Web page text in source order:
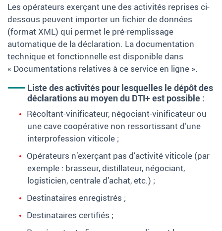
Les opérateurs exerçant une des activités reprises ci-
dessous peuvent importer un fichier de données
(format XML) qui permet le pré-remplissage
automatique de la déclaration. La documentation
technique et fonctionnelle est disponible dans
« Documentations relatives à ce service en ligne ».
Liste des activités pour lesquelles le dépôt des
déclarations au moyen du DTI+ est possible :
Récoltant-vinificateur, négociant-vinificateur ou
une cave coopérative non ressortissant d’une
interprofession viticole ;
Opérateurs n’exerçant pas d’activité viticole (par
exemple : brasseur, distillateur, négociant,
logisticien, centrale d’achat, etc.) ;
Destinataires enregistrés ;
Destinataires certifiés ;